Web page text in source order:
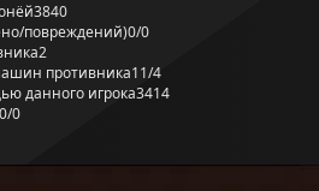
3840
повреждений)0/0
2
противника11/4
данного игрока3414
0/0